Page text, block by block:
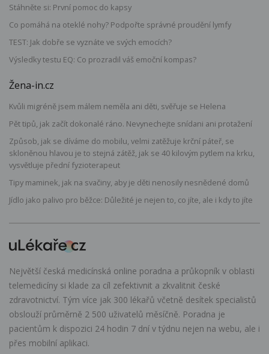
Stáhněte si: První pomoc do kapsy
Co pomáhá na oteklé nohy? Podpořte správné proudění lymfy
TEST: Jak dobře se vyznáte ve svých emocích?
Výsledky testu EQ: Co prozradil váš emoční kompas?
Žena-in.cz
Kvůli migréně jsem málem neměla ani děti, svěřuje se Helena
Pět tipů, jak začít dokonalé ráno. Nevynechejte snídani ani protažení
Způsob, jak se díváme do mobilu, velmi zatěžuje krční páteř, se
skloněnou hlavou je to stejná zátěž, jak se 40 kilovým pytlem na krku,
vysvětluje přední fyzioterapeut
Tipy maminek, jak na svačiny, aby je děti nenosily nesnědené domů
Jídlo jako palivo pro běžce: Důležité je nejen to, co jíte, ale i kdy to jíte
Největší česká medicínská online poradna a průkopník v oblasti
telemedicíny si klade za cíl zefektivnit a zkvalitnit české
zdravotnictví. Tým více jak 300 lékařů včetně desítek specialistů
obslouží průměrně 2 500 uživatelů měsíčně. Poradna je
pacientům k dispozici 24 hodin 7 dní v týdnu nejen na webu, ale i
přes mobilní aplikaci.